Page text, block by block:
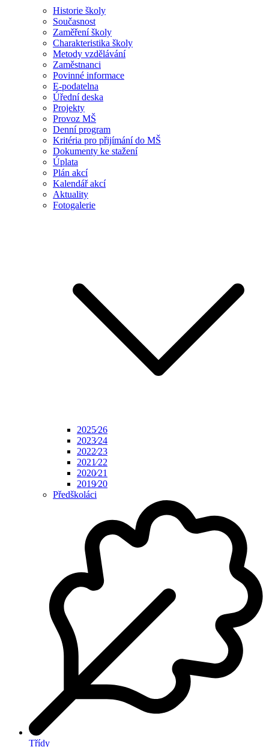
Historie školy
Současnost
Zaměření školy
Charakteristika školy
Metody vzdělávání
Zaměstnanci
Povinné informace
E-podatelna
Úřední deska
Projekty
Provoz MŠ
Denní program
Kritéria pro přijímání do MŠ
Dokumenty ke stažení
Úplata
Plán akcí
Kalendář akcí
Aktuality
Fotogalerie
2025⁄26
2023⁄24
2022⁄23
2021⁄22
2020⁄21
2019⁄20
Předškoláci
Třídy